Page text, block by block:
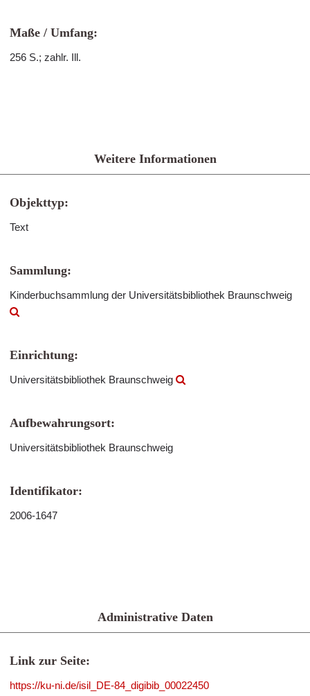
Maße / Umfang:
256 S.; zahlr. Ill.
Weitere Informationen
Objekttyp:
Text
Sammlung:
Kinderbuchsammlung der Universitätsbibliothek Braunschweig
Einrichtung:
Universitätsbibliothek Braunschweig
Aufbewahrungsort:
Universitätsbibliothek Braunschweig
Identifikator:
2006-1647
Administrative Daten
Link zur Seite:
https://ku-ni.de/isil_DE-84_digibib_00022450